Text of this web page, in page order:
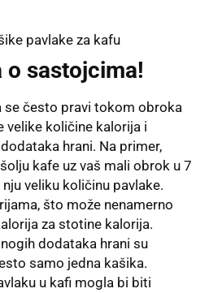
pavlake za kafu
o sastojcima!
se često pravi tokom obroka
velike količine kalorija i
hrani. Na primer,
kafe uz vaš mali obrok u 7
veliku količinu pavlake.
što može nenamerno
za stotine kalorija.
dodataka hrani su
samo jedna kašika.
u kafi mogla bi biti